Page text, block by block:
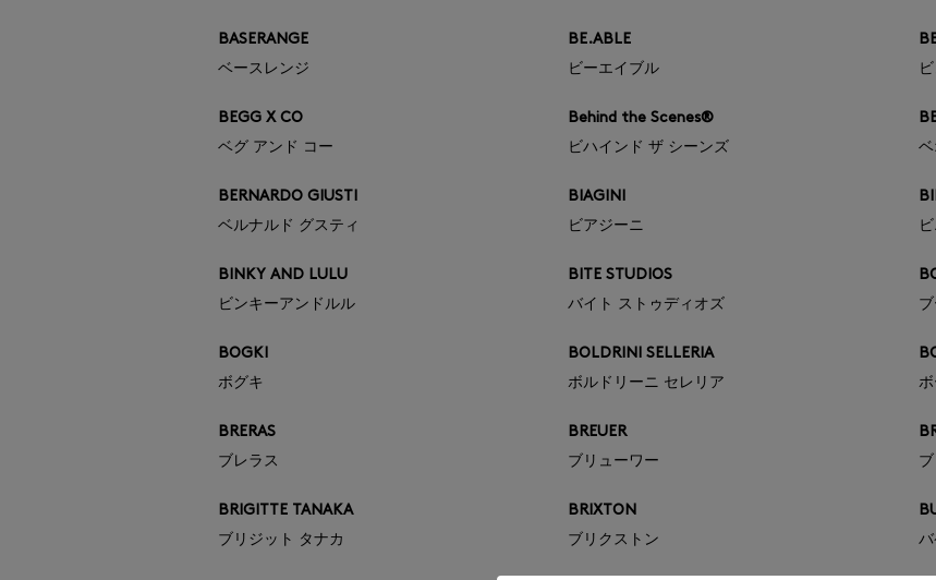
BASERANGE
ベースレンジ
BE.ABLE
ビーエイブル
BEGG X CO
ベグ アンド コー
Behind the Scenes®
ビハインド ザ シーンズ
BERNARDO GIUSTI
ベルナルド グスティ
BIAGINI
ビアジーニ
BINKY AND LULU
ビンキーアンドルル
BITE STUDIOS
バイト ストゥディオズ
BOGKI
ボグキ
BOLDRINI SELLERIA
ボルドリーニ セレリア
BRERAS
ブレラス
BREUER
ブリューワー
BRIGITTE TANAKA
ブリジット タナカ
BRIXTON
ブリクストン